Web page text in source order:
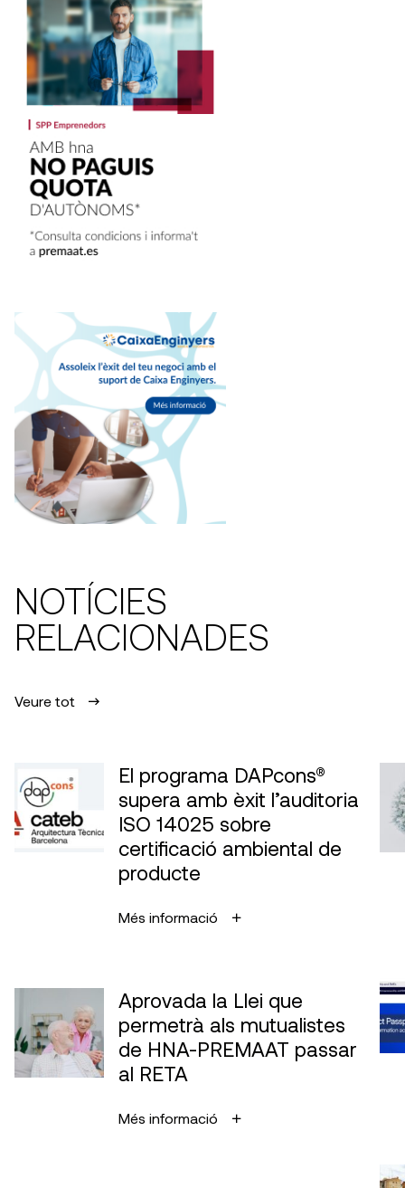
NOTÍCIES
RELACIONADES
Veure tot
El programa DAPcons®
supera amb èxit l’auditoria
ISO 14025 sobre
certificació ambiental de
producte
Més informació
Aprovada la Llei que
permetrà als mutualistes
de HNA-PREMAAT passar
al RETA
Més informació